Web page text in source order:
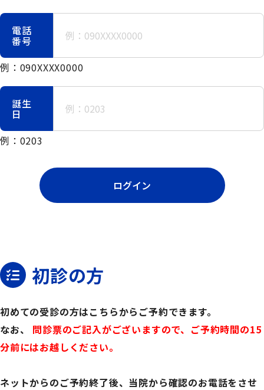
電話
番号
例：090XXXX0000
誕生
日
例：0203
ログイン
初診の方
初めての受診の方はこちらからご予約できます。
なお、 問診票のご記入がございますので、ご予約時間の15
分前にはお越しください。
ネットからのご予約終了後、当院から確認のお電話をさせ